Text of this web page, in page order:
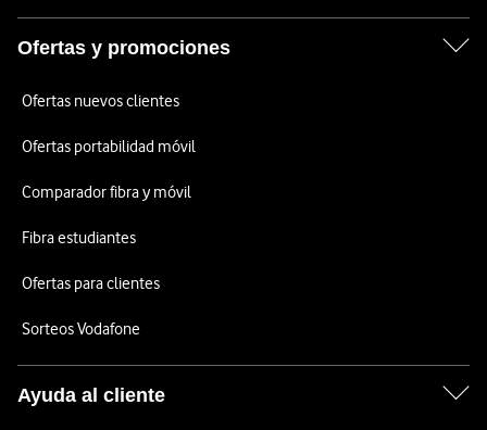
Ofertas y promociones
Ofertas nuevos clientes
Ofertas portabilidad móvil
Comparador fibra y móvil
Fibra estudiantes
Ofertas para clientes
Sorteos Vodafone
Ayuda al cliente